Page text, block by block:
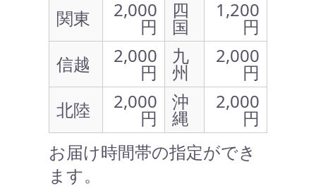
関東
2,000
円
四
国
1,200
円
信越
2,000
円
九
州
2,000
円
北陸
2,000
円
沖
縄
2,000
円
お届け時間帯の指定ができ
ます。